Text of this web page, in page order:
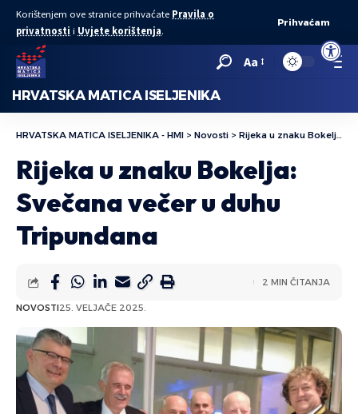
Open
Korištenjem ove stranice prihvaćate Pravila o
privatnosti i Uvjete korištenja.
Prihvaćam
Aa
HRVATSKA MATICA ISELJENIKA
HRVATSKA MATICA ISELJENIKA - HMI > Novosti > Rijeka u znaku Bokelja: Svečana večer u duhu Tripundana
Rijeka u znaku Bokelja:
Svečana večer u duhu
Tripundana
NOVOSTI25. VELJAČE 2025.
2 MIN ČITANJA